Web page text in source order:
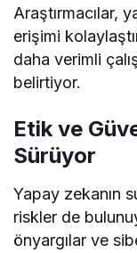
Araştırmacılar,
erişimi
daha verimli
belirtiyor.
Etik ve
Sürüyor
Yapay zekanın
riskler de
önyargılar ve